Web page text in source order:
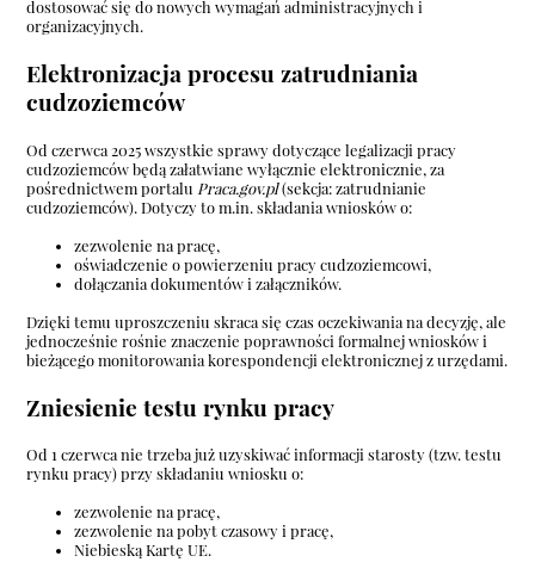
dostosować się do nowych wymagań administracyjnych i
organizacyjnych.
Elektronizacja procesu zatrudniania
cudzoziemców
Od czerwca 2025 wszystkie sprawy dotyczące legalizacji pracy
cudzoziemców będą załatwiane wyłącznie elektronicznie, za
pośrednictwem portalu Praca.gov.pl(sekcja: zatrudnianie
cudzoziemców). Dotyczy to m.in. składania wniosków o:
zezwolenie na pracę,
oświadczenie o powierzeniu pracy cudzoziemcowi,
dołączania dokumentów i załączników.
Dzięki temu uproszczeniu skraca się czas oczekiwania na decyzję, ale
jednocześnie rośnie znaczenie poprawności formalnej wniosków i
bieżącego monitorowania korespondencji elektronicznej z urzędami.
Zniesienie testu rynku pracy
Od 1 czerwca nie trzeba już uzyskiwać informacji starosty (tzw. testu
rynku pracy) przy składaniu wniosku o:
zezwolenie na pracę,
zezwolenie na pobyt czasowy i pracę,
Niebieską Kartę UE.